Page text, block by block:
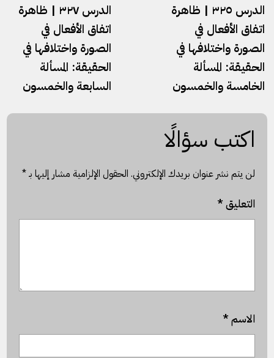
الدرس ٣٢٥ | ظاهرة
اتفاق الأفعال في
الصورة واختلافها في
الحقيقة: المسألة
الخامسة والخمسون
الدرس ٣٢٧ | ظاهرة
اتفاق الأفعال في
الصورة واختلافها في
الحقيقة: المسألة
السابعة والخمسون
اكتب سؤالًا
لن يتم نشر عنوان بريدك الإلكتروني. الحقول الإلزامية مشار إليها بـ*
التعليق*
الاسم*